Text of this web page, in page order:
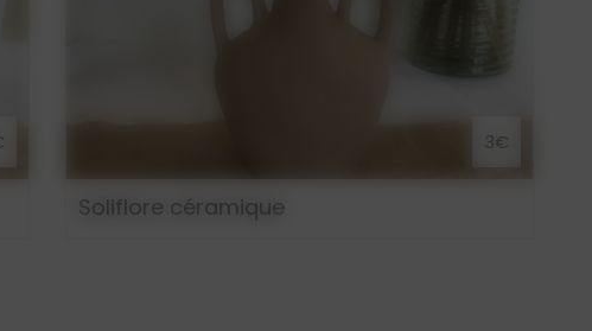
3€
Soliflore céramique